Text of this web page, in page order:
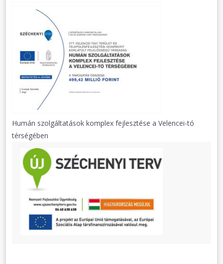
Humán szolgáltatások komplex fejlesztése a Velencei-tó
térségében